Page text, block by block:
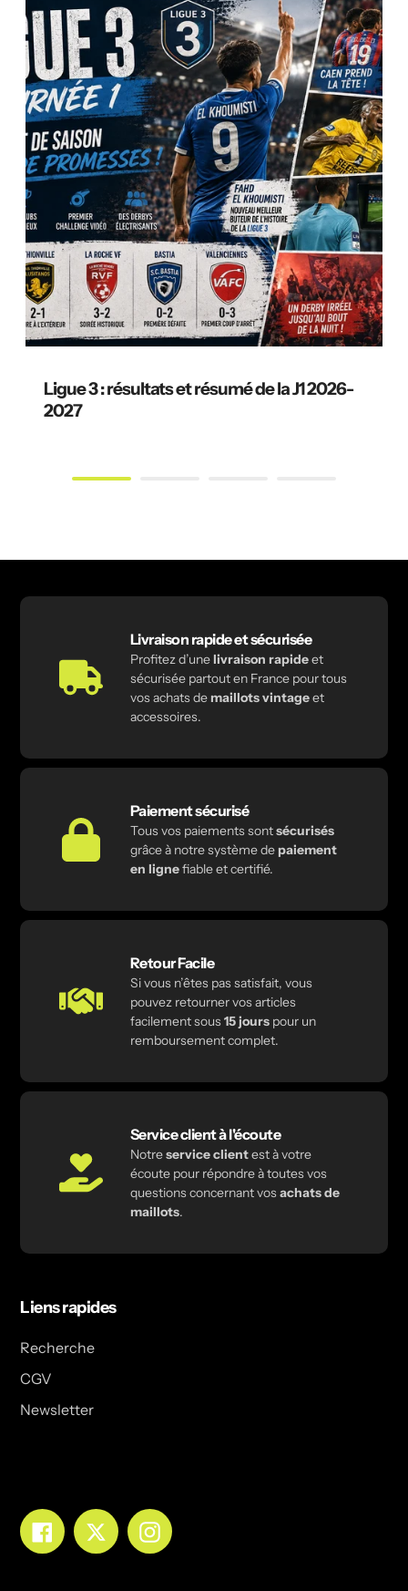
Ligue 3 : résultats et résumé de la J1 2026-
2027
Livraison rapide et sécurisée
Profitez d’unelivraison rapideet
sécurisée partout en France pour tous
vos achats demaillots vintageet
accessoires.
Paiement sécurisé
Tous vos paiements sontsécurisés
grâce à notre système depaiement
en lignefiable et certifié.
Retour Facile
Si vous n’êtes pas satisfait, vous
pouvez retourner vos articles
facilement sous15 jourspour un
remboursement complet.
Service client à l'écoute
Notreservice clientest à votre
écoute pour répondre à toutes vos
questions concernant vosachats de
maillots.
Liens rapides
Recherche
CGV
Newsletter
FacebookTwitterInstagram